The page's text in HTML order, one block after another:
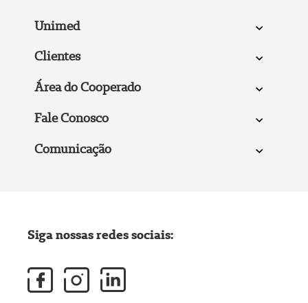
Unimed
Clientes
Área do Cooperado
Fale Conosco
Comunicação
Siga nossas redes sociais: